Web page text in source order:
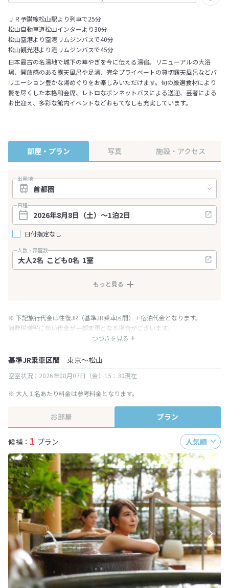
ＪＲ予讃線松山駅より列車で25分
松山自動車道松山インターより30分
松山空港より空港リムジンバスで40分
松山観光港より港リムジンバスで45分
日本最古の名湯地で城下の華やぎを今に伝える湯宿。リニューアルの大浴
場、開放感のある露天風呂や足湯、完全プライベートの貸切露天風呂などバ
リエーション豊かな湯めぐりをお楽しみいただけます。旬の厳選食材により
贅を尽くした本格和会席、レトロなボンネットバスによる送迎、芸者による
お出迎え、多彩な館内イベントなどおもてなしも充実しています。
部屋・プラン 写真 施設・アクセス
出発地
日程
日付指定なし
人数・部屋数
もっと見る
つづきを見る
※ 下記旅行代金は往復JR（基準JR乗車区間）＋宿泊代金となります。
消費税増税に伴い代金が一部変更となる場合がございます。
※ 表示されている旅行代金・プラン内容は一定時間ごとに更新されます。最
基準JR乗車区間 東京～松山
空室状況：2026年08月07日（金）15：30現在
※ 大人１名あたり料金は参考料金となります。
お部屋 プラン
候補： 1 プラン 人気順